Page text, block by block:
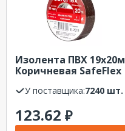
Изолента ПВХ 19х20м
Коричневая SafeFlex
У поставщика: 7240 шт.
123.62 ₽